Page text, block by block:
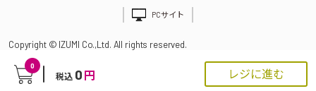
0
税込 0 円 レジに進む
PCサイト
Copyright © IZUMI Co.,Ltd. All rights reserved.